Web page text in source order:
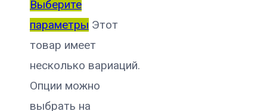
Выберите
параметры Этот
товар имеет
несколько вариаций.
Опции можно
выбрать на